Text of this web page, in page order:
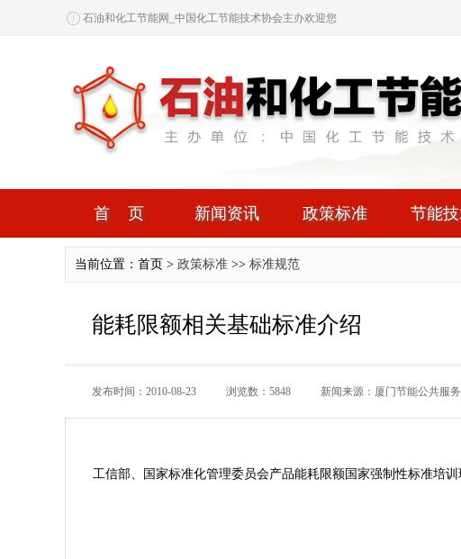
石油和化工节能网_中国化工节能技术协会主办欢迎您
首页 新闻资讯 政策标准 节能
当前位置：首页 > 政策标准 >> 标准规范
能耗限额相关基础标准介绍
发布时间：2010-08-23 浏览数：5848 新闻来源：厦门节能公共服
工信部、国家标准化管理委员会产品能耗限额国家强制性标准培训